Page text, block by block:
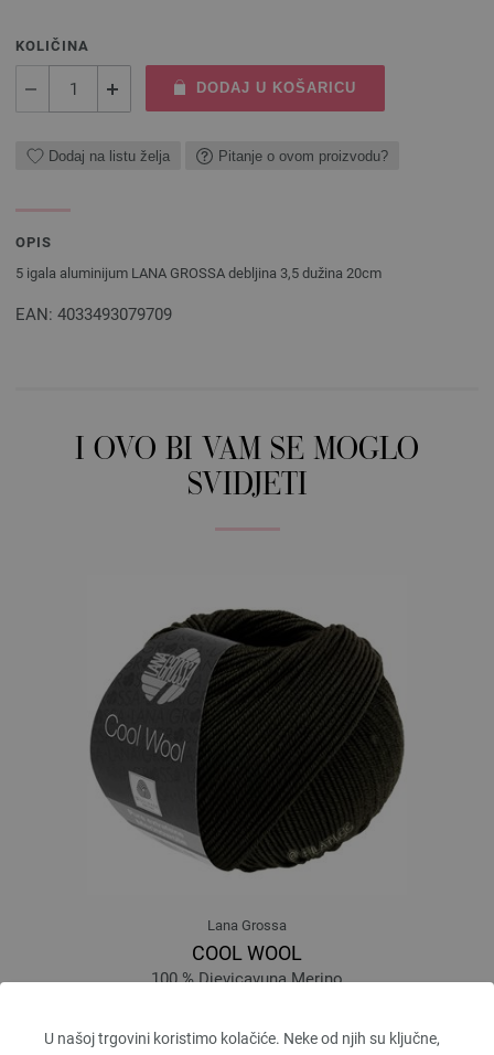
U našoj trgovini koristimo kolačiće. Neke od njih su ključne,
KOLIČINA
DODAJ U KOŠARICU
Dodaj na listu želja Pitanje o ovom proizvodu?
OPIS
5 igala aluminijum LANA GROSSA debljina 3,5 dužina 20cm
EAN: 4033493079709
I OVO BI VAM SE MOGLO
SVIDJETI
Lana Grossa
COOL WOOL
100 % Djevicavuna Merino
Većina igle: 3 - 3,5